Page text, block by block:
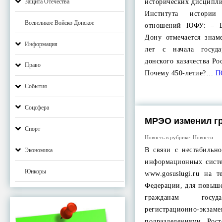
Защита Отечества
Всевеликое Войско Донское
Информация
Право
События
Соцсфера
Спорт
Экономика
Юнкоры
исторических
Института
отношений ЮФУ: –
Дону отмечается
лет с начала
донского казачества
Почему 450-летие?…
МРЭО изменил
Новость в рубрике:Новости
В связи c
информационных
www.gosuslugi.ru на
Федерации, для
гражданам
регистрационно-